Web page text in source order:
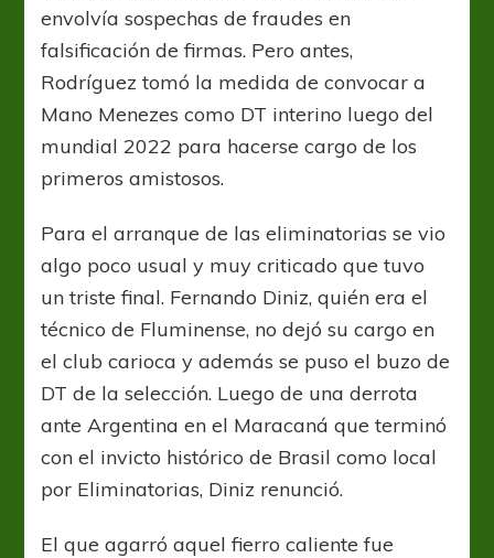
envolvía sospechas de fraudes en
falsificación de firmas. Pero antes,
Rodríguez tomó la medida de convocar a
Mano Menezes como DT interino luego del
mundial 2022 para hacerse cargo de los
primeros amistosos.
Para el arranque de las eliminatorias se vio
algo poco usual y muy criticado que tuvo
un triste final. Fernando Diniz, quién era el
técnico de Fluminense, no dejó su cargo en
el club carioca y además se puso el buzo de
DT de la selección. Luego de una derrota
ante Argentina en el Maracaná que terminó
con el invicto histórico de Brasil como local
por Eliminatorias, Diniz renunció.
El que agarró aquel fierro caliente fue